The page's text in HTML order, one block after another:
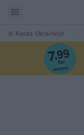
Karas Ukrainoje